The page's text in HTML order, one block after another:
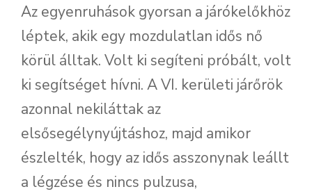
Az egyenruhások gyorsan a járókelőkhöz
léptek, akik egy mozdulatlan idős nő
körül álltak. Volt ki segíteni próbált, volt
ki segítséget hívni. A VI. kerületi járőrök
azonnal nekiláttak az
elsősegélynyújtáshoz, majd amikor
észlelték, hogy az idős asszonynak leállt
a légzése és nincs pulzusa,